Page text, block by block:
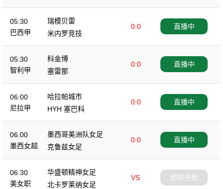
05:30
巴西甲
瑞模贝雷
0:0
米内罗竞技
直播中
05:30
智利甲
科金博
0:0
塞雷那
直播中
06:00
尼拉甲
哈拉帕城市
0:0
HYH 塞巴科
直播中
06:00
墨西女超
墨西哥美洲队女足
0:0
克鲁兹女足
直播中
06:30
美女职
华盛顿精神女足
VS
北卡罗莱纳女足
即将开始